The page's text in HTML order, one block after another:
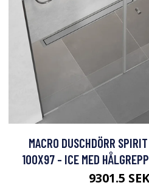
MACRO DUSCHDÖRR
100X97 - ICE MED
9301.5 SEK